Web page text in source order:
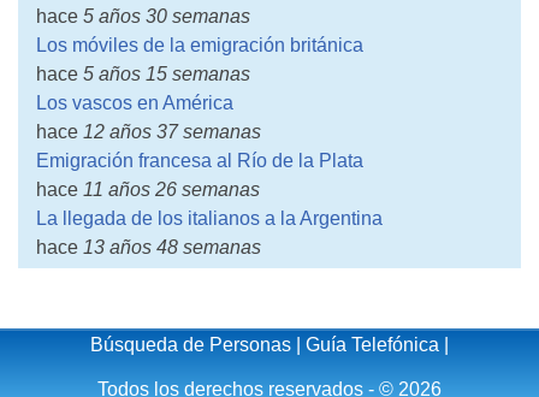
hace 5 años 30 semanas
Los móviles de la emigración británica
hace 5 años 15 semanas
Los vascos en América
hace 12 años 37 semanas
Emigración francesa al Río de la Plata
hace 11 años 26 semanas
La llegada de los italianos a la Argentina
hace 13 años 48 semanas
Búsqueda de Personas Guía Telefónica
Todos los derechos reservados - © 2026